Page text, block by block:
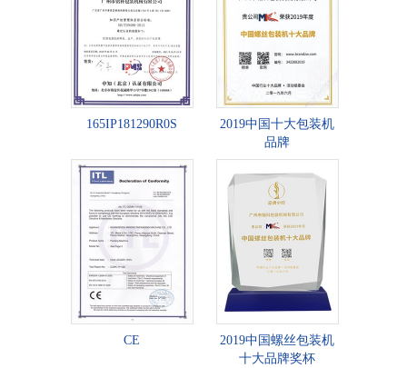
165IP181290R0S
2019中国十大包装机
品牌
CE
2019中国螺丝包装机
十大品牌奖杯